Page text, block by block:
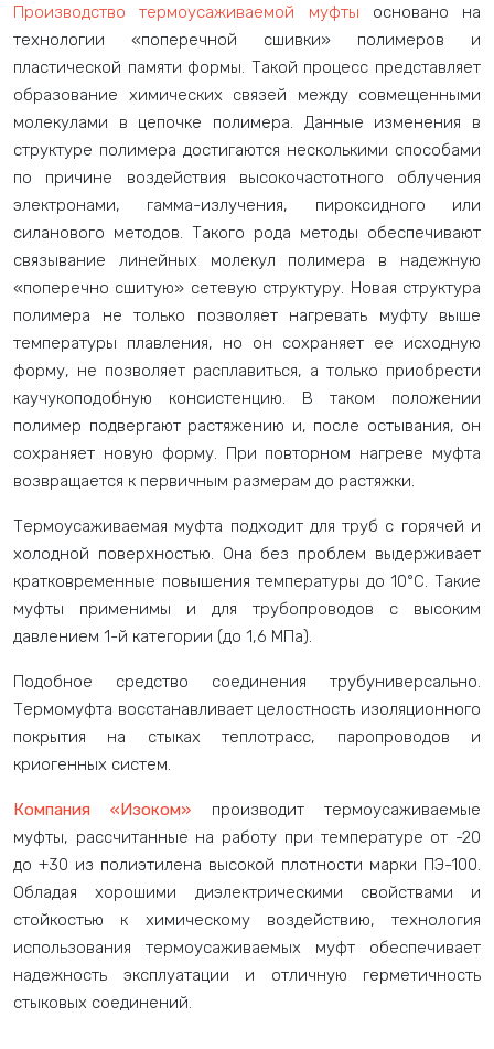
Производство термоусаживаемой муфты основано на
технологии «поперечной сшивки» полимеров и
пластической памяти формы. Такой процесс представляет
образование химических связей между совмещенными
молекулами в цепочке полимера. Данные изменения в
структуре полимера достигаются несколькими способами
по причине воздействия высокочастотного облучения
электронами, гамма-излучения, пироксидного или
силанового методов. Такого рода методы обеспечивают
связывание линейных молекул полимера в надежную
«поперечно сшитую» сетевую структуру. Новая структура
полимера не только позволяет нагревать муфту выше
температуры плавления, но он сохраняет ее исходную
форму, не позволяет расплавиться, а только приобрести
каучукоподобную консистенцию. В таком положении
полимер подвергают растяжению и, после остывания, он
сохраняет новую форму. При повторном нагреве муфта
возвращается к первичным размерам до растяжки.
Термоусаживаемая муфта подходит для труб с горячей и
холодной поверхностью. Она без проблем выдерживает
кратковременные повышения температуры до 10°С. Такие
муфты применимы и для трубопроводов с высоким
давлением 1-й категории (до 1,6 МПа).
Подобное средство соединения трубуниверсально.
Термомуфта восстанавливает целостность изоляционного
покрытия на стыках теплотрасс, паропроводов и
криогенных систем.
Компания «Изоком» производит термоусаживаемые
муфты, рассчитанные на работу при температуре от -20
до +30 из полиэтилена высокой плотности марки ПЭ-100.
Обладая хорошими диэлектрическими свойствами и
стойкостью к химическому воздействию, технология
использования термоусаживаемых муфт обеспечивает
надежность эксплуатации и отличную герметичность
стыковых соединений.